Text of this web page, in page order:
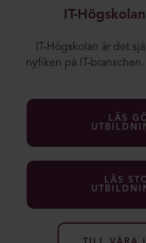
IT-
IT-Högskolan är det
nyfiken på IT-
LÄS
LÄS